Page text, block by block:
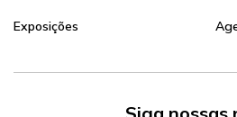
Exposições